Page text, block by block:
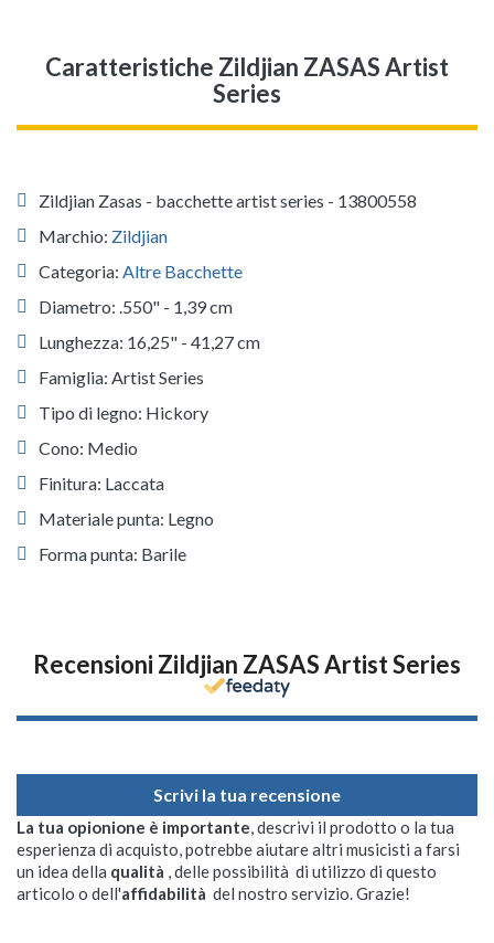
Caratteristiche Zildjian ZASAS Artist
Series
Zildjian Zasas - bacchette artist series - 13800558
Marchio: Zildjian
Categoria: Altre Bacchette
Diametro: .550" - 1,39 cm
Lunghezza: 16,25" - 41,27 cm
Famiglia: Artist Series
Tipo di legno: Hickory
Cono: Medio
Finitura: Laccata
Materiale punta: Legno
Forma punta: Barile
Recensioni Zildjian ZASAS Artist Series
Scrivi la tua recensione
La tua opionione è importante, descrivi il prodotto o la tua
esperienza di acquisto, potrebbe aiutare altri musicisti a farsi
un idea della qualità , delle possibilità di utilizzo di questo
articolo o dell'affidabilità del nostro servizio. Grazie!